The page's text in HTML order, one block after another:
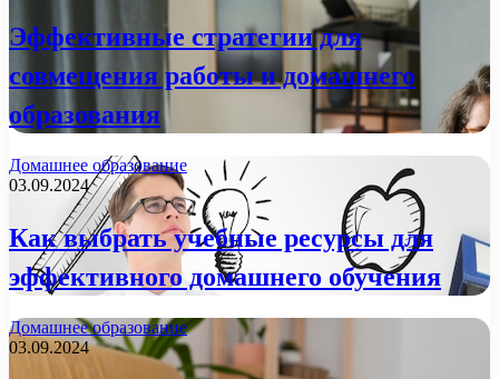
Эффективные стратегии для
совмещения работы и домашнего
образования
Домашнее образование
03.09.2024
Как выбрать учебные ресурсы для
эффективного домашнего обучения
Домашнее образование
03.09.2024